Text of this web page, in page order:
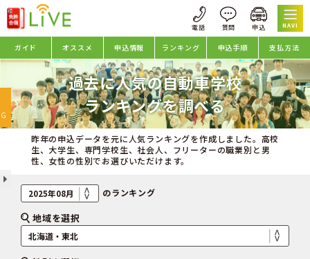
NAVI
ガイド オススメ 申込情報 ランキング 申込手順 支払方法
過去に人気の自動車学校
ランキングを調べる
昨年の申込データを元に人気ランキングを作成しました。高校
生、大学生、専門学校生、社会人、フリーターの職業別と男
性、女性の性別でお選びいただけます。
のランキング
地域を選択